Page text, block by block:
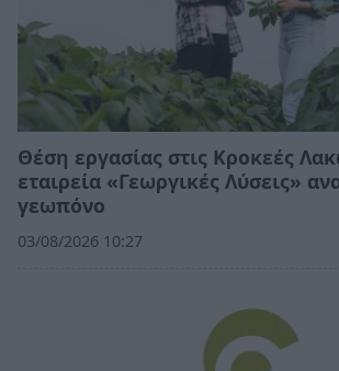
Θέση εργασίας στις Κροκεές
εταιρεία «Γεωργικές Λύσεις»
γεωπόνο
03/08/2026 10:27